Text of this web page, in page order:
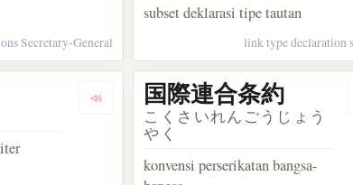
Secretary-General
subset deklarasi tipe tautan
link type declaration
部 Dengarkan 軍司令部
国際連合条約
こくさいれんごうじょう
やく
konvensi perserikatan bangsa-